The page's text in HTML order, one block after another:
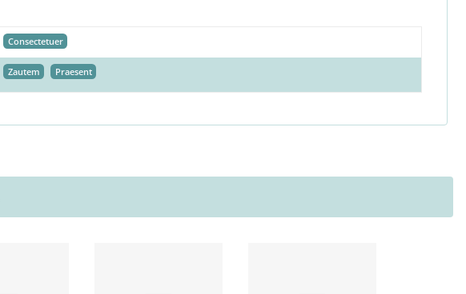
Consectetuer
Zautem Praesent